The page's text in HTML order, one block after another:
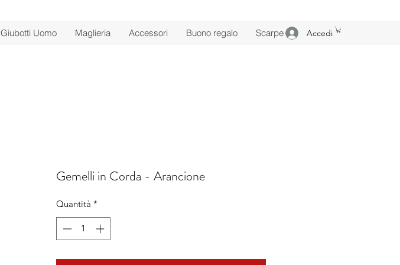
Giubotti Uomo Maglieria Accessori Buono regalo Scarpe Accedi
Gemelli in Corda - Arancione
Quantità *